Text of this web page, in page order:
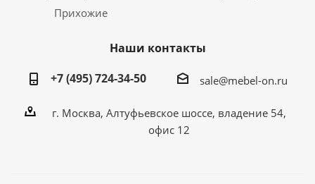
Прихожие
Наши контакты
+7 (495) 724-34-50
sale@mebel-on.ru
г. Москва, Алтуфьевское шоссе, владение 54,
офис 12